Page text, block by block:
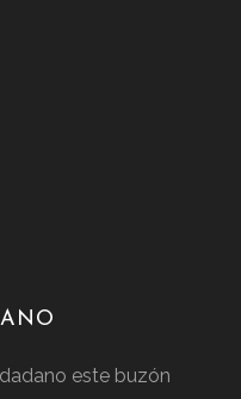
este buzón